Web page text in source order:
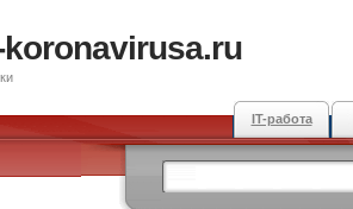
IT-работа